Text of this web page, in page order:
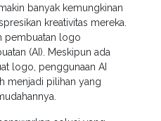
banyak kemungkinan
kreativitas mereka.
pembuatan logo
(AI). Meskipun ada
logo, penggunaan AI
menjadi pilihan yang